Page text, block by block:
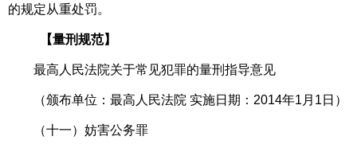
的规定从重处罚。
【量刑规范】
最高人民法院关于常见犯罪的量刑指导意见
（颁布单位：最高人民法院 实施日期： 2014年1 月 1 日）
（十一）妨害公务罪